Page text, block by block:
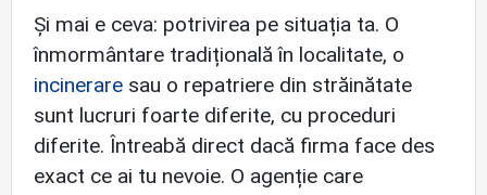
Și mai e ceva: potrivirea pe situația ta. O
înmormântare tradițională în localitate, o
incinerare sau o repatriere din străinătate
sunt lucruri foarte diferite, cu proceduri
diferite. Întreabă direct dacă firma face des
exact ce ai tu nevoie. O agenție care